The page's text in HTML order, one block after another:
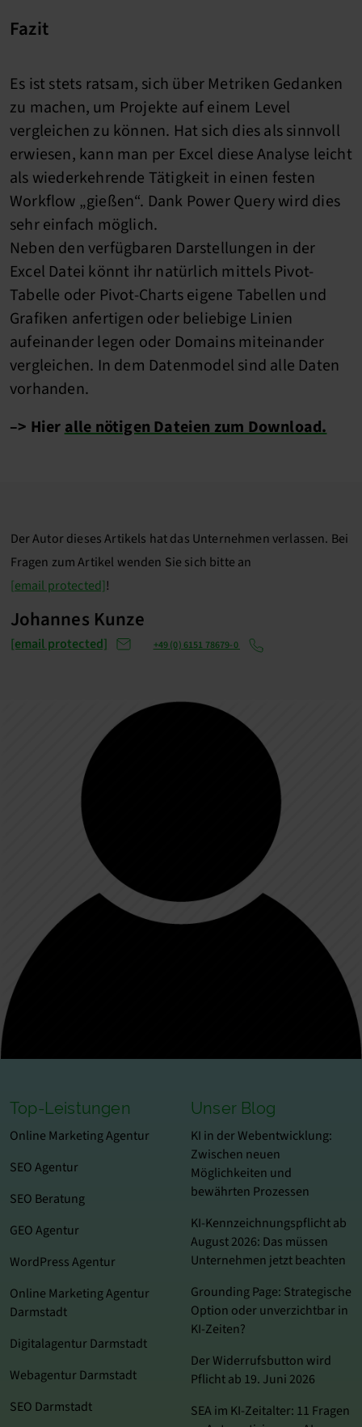
Fazit
Es ist stets ratsam, sich über Metriken Gedanken
zu machen, um Projekte auf einem Level
vergleichen zu können. Hat sich dies als sinnvoll
erwiesen, kann man per Excel diese Analyse leicht
als wiederkehrende Tätigkeit in einen festen
Workflow „gießen“. Dank Power Query wird dies
sehr einfach möglich.
Neben den verfügbaren Darstellungen in der
Excel Datei könnt ihr natürlich mittels Pivot-
Tabelle oder Pivot-Charts eigene Tabellen und
Grafiken anfertigen oder beliebige Linien
aufeinander legen oder Domains miteinander
vergleichen. In dem Datenmodel sind alle Daten
vorhanden.
–> Hieralle nötigen Dateien zum Download.
Der Autor dieses Artikels hat das Unternehmen verlassen. Bei
Fragen zum Artikel wenden Sie sich bitte an
[email protected]!
Johannes Kunze
[email protected] +49 (0) 6151 78679-0
Top-Leistungen
Online Marketing Agentur
SEO Agentur
SEO Beratung
GEO Agentur
WordPress Agentur
Online Marketing Agentur
Darmstadt
Digitalagentur Darmstadt
Webagentur Darmstadt
SEO Darmstadt
Unser Blog
KI in der Webentwicklung:
Zwischen neuen
Möglichkeiten und
bewährten Prozessen
KI-Kennzeichnungspflicht ab
August 2026: Das müssen
Unternehmen jetzt beachten
Grounding Page: Strategische
Option oder unverzichtbar in
KI-Zeiten?
Der Widerrufsbutton wird
Pflicht ab 19. Juni 2026
SEA im KI‑Zeitalter: 11 Fragen